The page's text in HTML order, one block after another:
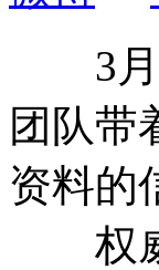
3月
团队带
资料的
权威